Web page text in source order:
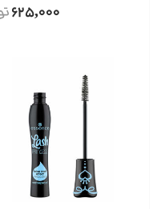
625,000